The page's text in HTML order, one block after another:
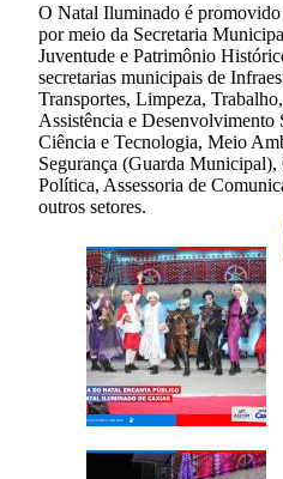
O Natal Iluminado é promovido
por meio da Secretaria
Juventude e Patrimônio
secretarias municipais de
Transportes, Limpeza,
Assistência e Desenvolvimento
Ciência e Tecnologia, Meio
Segurança (Guarda
Política, Assessoria de
outros setores.